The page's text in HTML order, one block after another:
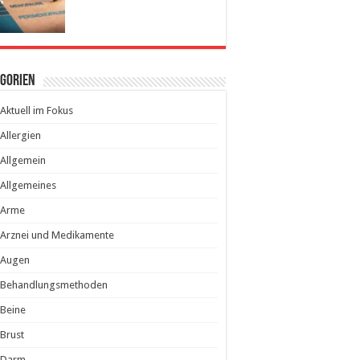
Aktuell im Fokus
Allergien
Allgemein
Allgemeines
Arme
Arznei und Medikamente
Augen
Behandlungsmethoden
Beine
Brust